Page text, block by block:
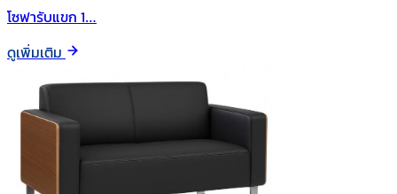
โซฟารับแขก 1…
ดูเพิ่มเติม